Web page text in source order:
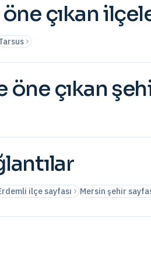
çıkan
öne çıkan
ilçe sayfası Mersin şehir